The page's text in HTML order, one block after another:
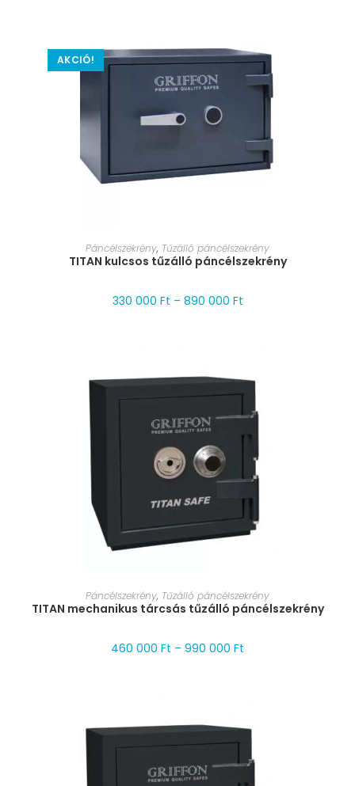
AKCIÓ!
MÉRET VÁLASZTÁSA
Páncélszekrény, Tűzálló páncélszekrény
TITAN kulcsos tűzálló páncélszekrény
330 000 Ft – 890 000 Ft
MÉRET VÁLASZTÁSA
Páncélszekrény, Tűzálló páncélszekrény
TITAN mechanikus tárcsás tűzálló páncélszekrény
460 000 Ft – 990 000 Ft